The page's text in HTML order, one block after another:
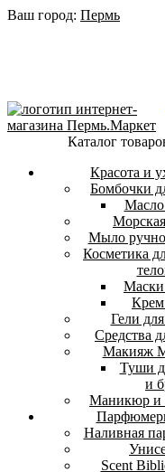
Ваш город: Пермь
Каталог
Красота и
Бомбочки
Масло
Мыло
Косметика
Маски
Крем
Гели
Средства
Макияж
Туши
и
Маникюр и
Наливная
Scent